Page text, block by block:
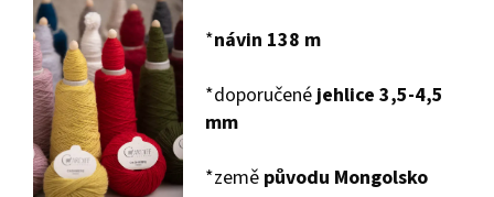
*návin 138 m
*doporučenéjehlice 3,5-4,5
mm
*zeměpůvodu Mongolsko